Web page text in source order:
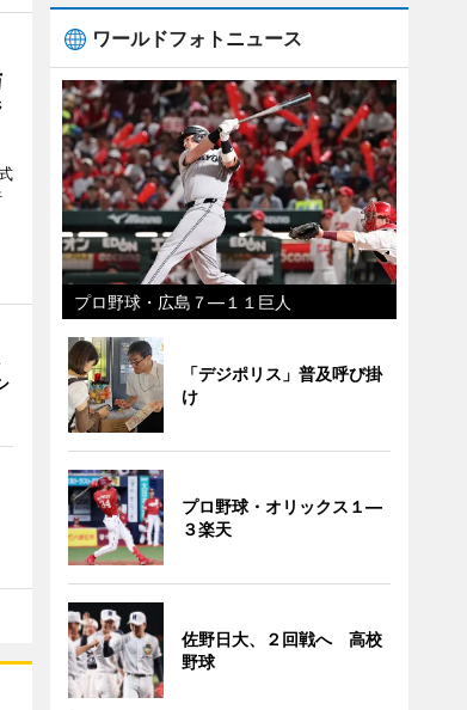
ワールドフォトニュース
プロ野球・広島７―１１巨人
「デジポリス」普及呼び掛
け
プロ野球・オリックス１―
３楽天
佐野日大、２回戦へ 高校
野球